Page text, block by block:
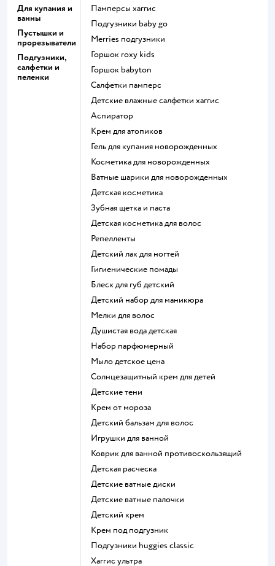
Для купания и
ванны
Пустышки и
прорезыватели
Подгузники,
салфетки и
пеленки
памперсы хаггис
подгузники baby go
merries подгузники
горшок roxy kids
горшок babyton
салфетки памперс
детские влажные салфетки хаггис
аспиратор
крем для атопиков
гель для купания новорожденных
косметика для новорожденных
ватные шарики для новорожденных
детская косметика
зубная щетка и паста
детская косметика для волос
репелленты
детский лак для ногтей
гигиенические помады
блеск для губ детский
детский набор для маникюра
мелки для волос
душистая вода детская
набор парфюмерный
мыло детское цена
солнцезащитный крем для детей
детские тени
крем от мороза
детский бальзам для волос
игрушки для ванной
коврик для ванной противоскользящий
детская расческа
детские ватные диски
детские ватные палочки
детский крем
крем под подгузник
подгузники huggies classic
хаггис ультра